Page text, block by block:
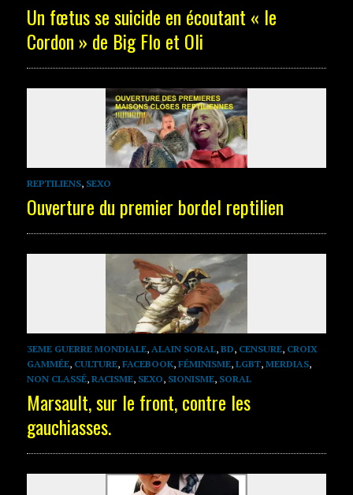
Un fœtus se suicide en écoutant « le
Cordon » de Big Flo et Oli
REPTILIENS, SEXO
Ouverture du premier bordel reptilien
3EME GUERRE MONDIALE, ALAIN SORAL, BD, CENSURE, CROIX
GAMMÉE, CULTURE, FACEBOOK, FÉMINISME, LGBT, MERDIAS,
NON CLASSÉ, RACISME, SEXO, SIONISME, SORAL
Marsault, sur le front, contre les
gauchiasses.